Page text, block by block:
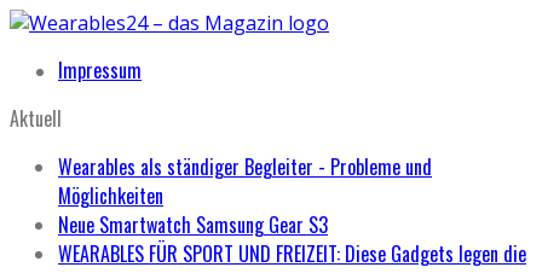
Impressum
Aktuell
Wearables als ständiger Begleiter - Probleme und
Möglichkeiten
Neue Smartwatch Samsung Gear S3
WEARABLES FÜR SPORT UND FREIZEIT: Diese Gadgets legen die